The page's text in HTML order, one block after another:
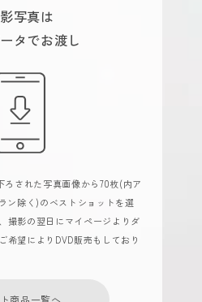
写真は
タでお渡し
された写真画像から70枚(内ア
ン除く)のベストショットを選
撮影の翌日にマイページよりダ
希望によりDVD販売もしており
商品一覧へ